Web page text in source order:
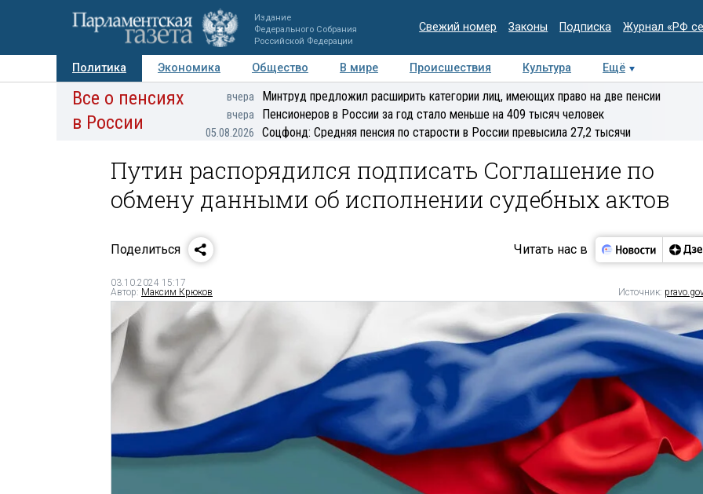
Издание
Федерального Собрания
Российской Федерации
Свежий номер Законы Подписка Журнал «РФ
Политика Экономика Общество В мире Происшествия Культура
Ещё
Авторы Персоны Мнения Регионы Медиацентр Интервью Колумнисты
Все о пенсиях
в России
вчера Минтруд предложил расширить категории лиц, имеющих право на две пенсии
вчера Пенсионеров в России за год стало меньше на 409 тысяч человек
05.08.2026 Соцфонд: Средняя пенсия по старости в России превысила 27,2 тысячи
Путин распорядился подписать Соглашение по
обмену данными об исполнении судебных актов
Поделиться Читать нас в
03.10.2024 15:17
Автор: Максим Крюков Источник: